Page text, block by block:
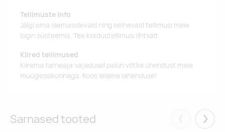
Tellimuste info
Jälgi oma olemasolevaid ning eelnevaid tellimusi meie
login süsteemis. Tee kordustellimusi lihtsalt.
Kiired tellimused
Kiirema tarneaja vajadusel palun võtke ühendust meie
müügiosakonnaga. Koos leiame lahenduse!
Sarnased tooted Eelmised